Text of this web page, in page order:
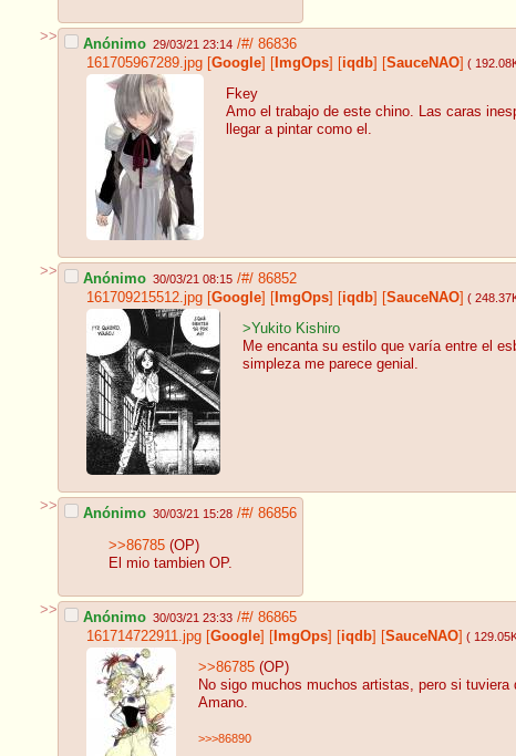
>> Anónimo 29/03/21 23:14 /#/ 86836
161705967289.jpg [Google] [ ImgOps] [iqdb] [SauceNAO] (
Fkey
Amo el trabajo de este chino. Las caras
llegar a pintar como el.
>> Anónimo 30/03/21 08:15 /#/ 86852
161709215512.jpg [Google] [ ImgOps] [iqdb] [SauceNAO] (
>Yukito Kishiro
Me encanta su estilo que varía entre el
simpleza me parece genial.
>> Anónimo 30/03/21 15:28 /#/ 86856
>>86785 (OP)
El mio tambien OP.
>> Anónimo 30/03/21 23:33 /#/ 86865
161714722911.jpg [Google] [ ImgOps] [iqdb] [SauceNAO] (
>>86785 (OP)
No sigo muchos muchos artistas, pero si tuviera
Amano.
>>>86890